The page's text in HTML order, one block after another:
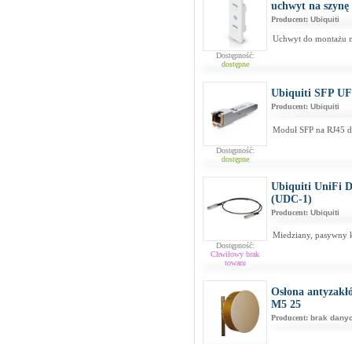
Dostępność:
dostępne
uchwyt na
Producent: Ubiquiti
Uchwyt do montażu
Dostępność:
dostępne
Ubiquiti SFP
Producent: Ubiquiti
Moduł SFP na RJ45
Dostępność:
Chwilowy brak
towaru
Ubiquiti UniFi
(UDC-1)
Producent: Ubiquiti
Miedziany, pasywny
Osłona
M5 25
Producent: brak